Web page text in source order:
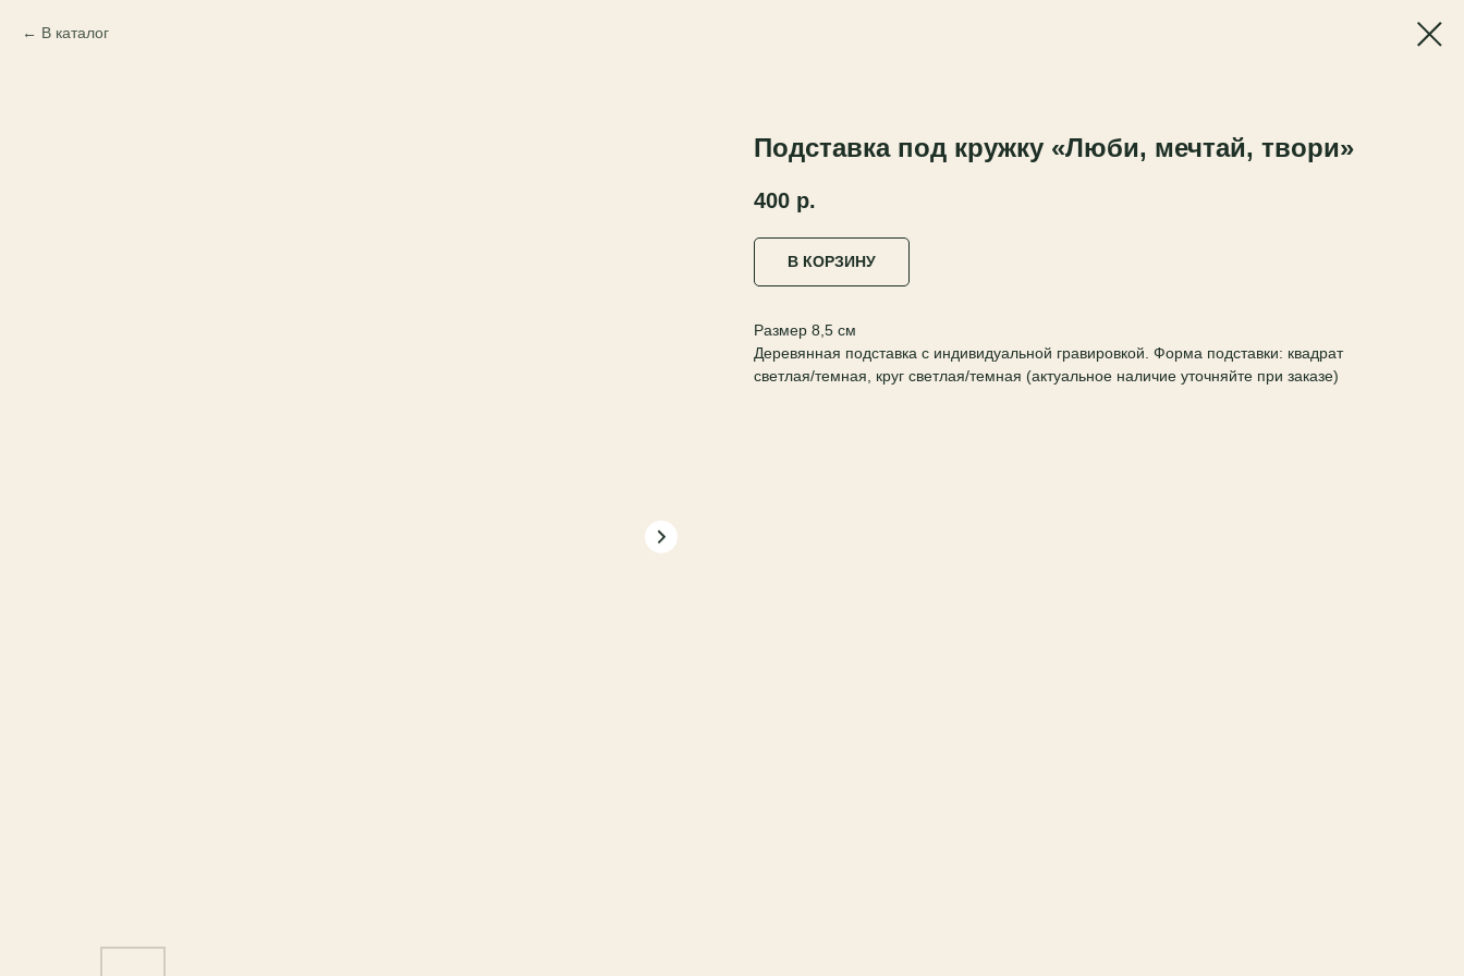
В каталог
Подставка под кружку «Люби, мечтай, твори»
400 р.
В КОРЗИНУ
Размер 8,5 см
Деревянная подставка с индивидуальной гравировкой. Форма подставки: квадрат
светлая/темная, круг светлая/темная (актуальное наличие уточняйте при заказе)